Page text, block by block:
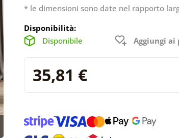
* le dimensioni sono date nel rapporto
Disponibilità:
Disponibile
Aggiungi
35,81 €